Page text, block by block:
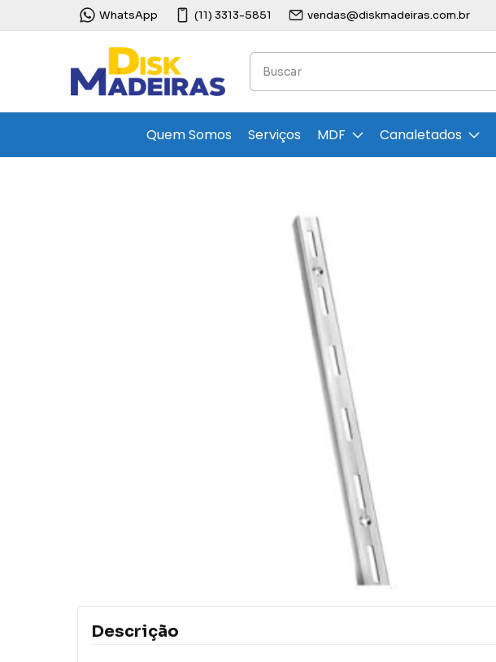
WhatsApp (11) 3313-5851 vendas@diskmadeiras.com.br
Quem Somos Serviços MDF Canaletados
Descrição